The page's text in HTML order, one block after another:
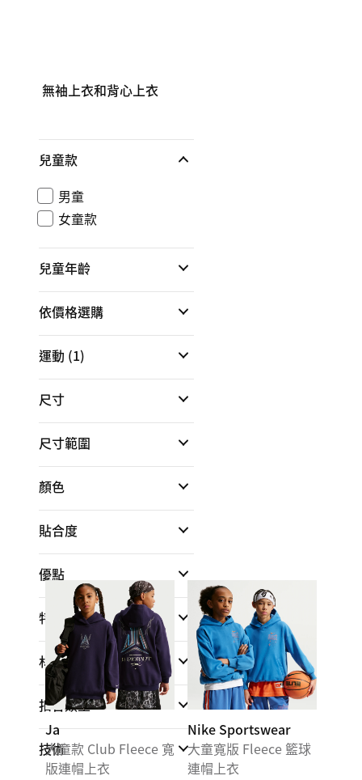
無袖上衣和背心上衣
兒童款
男童
女童款
兒童年齡
依價格選購
運動 (1)
尺寸
尺寸範圍
顏色
貼合度
優點
特點
材質
扣合類型
技術
Ja
大童款 Club Fleece 寬
版連帽上衣
Nike Sportswear
大童寬版 Fleece 籃球
連帽上衣